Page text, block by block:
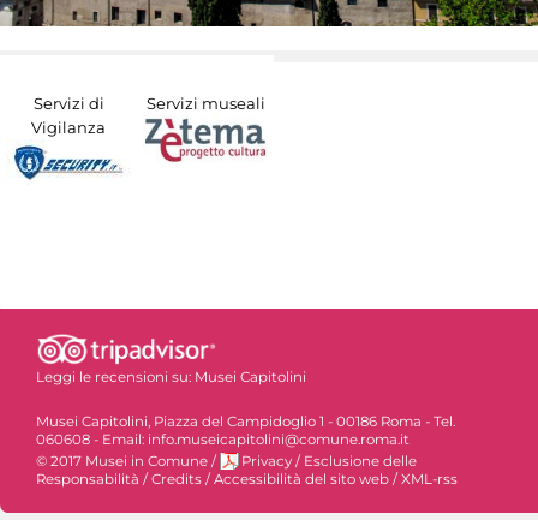
Servizi di
Vigilanza
Servizi museali
Leggi le recensioni su: Musei Capitolini
Musei Capitolini, Piazza del Campidoglio 1 - 00186 Roma - Tel.
060608 - Email: info.museicapitolini@comune.roma.it
© 2017 Musei in Comune / Privacy / Esclusione delle
Responsabilità / Credits / Accessibilità del sito web / XML-rss